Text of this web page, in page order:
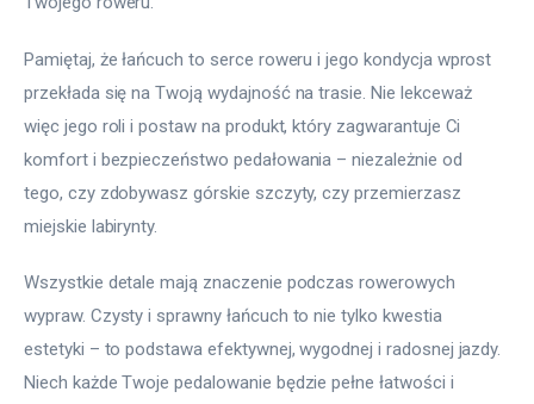
Pamiętaj, że łańcuch to serce roweru i jego kondycja wprost
przekłada się na Twoją wydajność na trasie. Nie lekceważ
więc jego roli i postaw na produkt, który zagwarantuje Ci
komfort i bezpieczeństwo pedałowania – niezależnie od
tego, czy zdobywasz górskie szczyty, czy przemierzasz
miejskie labirynty.
Wszystkie detale mają znaczenie podczas rowerowych
wypraw. Czysty i sprawny łańcuch to nie tylko kwestia
estetyki – to podstawa efektywnej, wygodnej i radosnej jazdy.
Niech każde Twoje pedalowanie będzie pełne łatwości i